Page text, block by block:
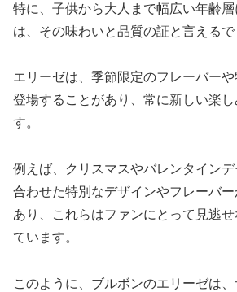
特に、子供から大人まで幅広い年齢
は、その味わいと品質の証と言えるで
エリーゼは、季節限定のフレーバー
登場することがあり、常に新しい楽し
す。
例えば、クリスマスやバレンタイン
合わせた特別なデザインやフレーバ
あり、これらはファンにとって見逃
ています。
このように、ブルボンのエリーゼは